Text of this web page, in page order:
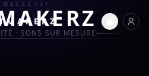
· SONS SUR MESURE